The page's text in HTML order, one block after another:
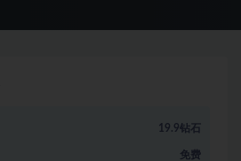
19.9钻石
免费